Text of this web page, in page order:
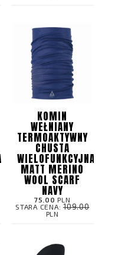
KOMIN
WEŁNIANY
TERMOAKTYWNY
CHUSTA
WIELOFUNKCYJNA
MATT MERINO
WOOL SCARF
NAVY
75.00 PLN
STARA CENA: 109.00
PLN